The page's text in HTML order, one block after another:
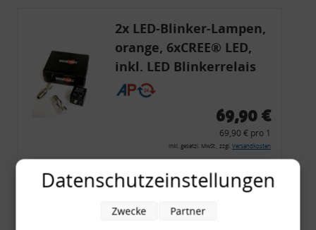
2x LED-Blinker-Lampen,
orange, 6xCREE® LED,
inkl. LED Blinkerrelais
CF 14
69,90 €
69,90 € pro 1
inkl. gesetzl. MwSt., zzgl. Versandkosten
Merkzettel
Datenschutzeinstellungen
Zwecke Partner